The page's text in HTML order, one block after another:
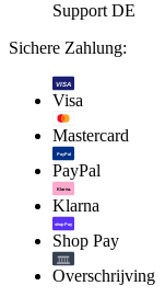
Support DE
Sichere Zahlung:
VISA
Visa
Mastercard
PayPal
PayPal
Klarna.
Klarna
shop Pay
Shop Pay
Overschrijving